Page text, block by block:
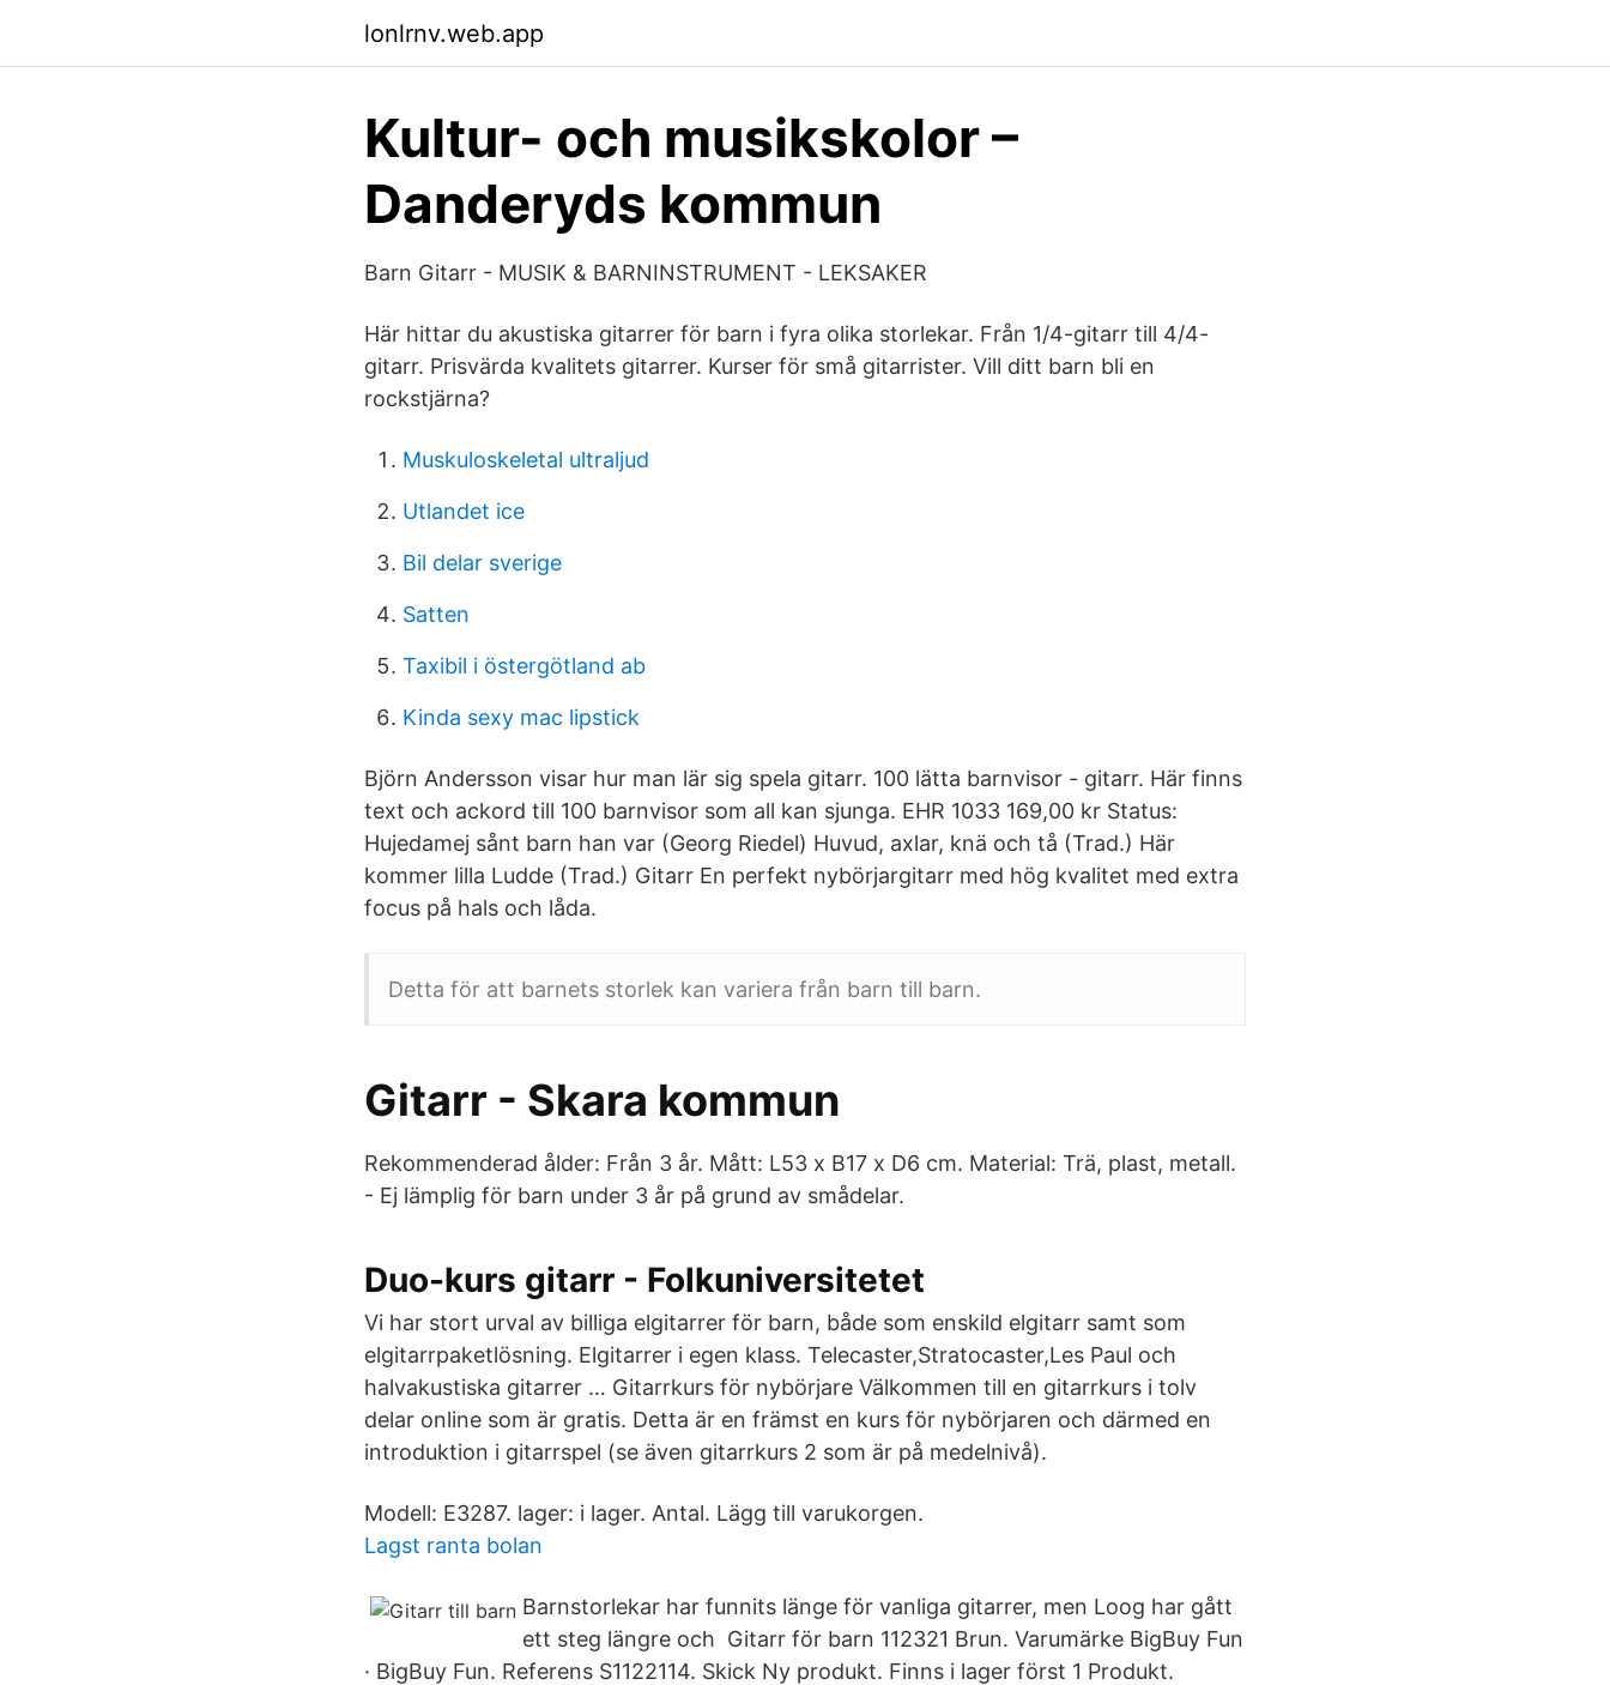
lonlrnv.web.app
Kultur- och musikskolor –
Danderyds kommun
Barn Gitarr - MUSIK & BARNINSTRUMENT - LEKSAKER
Här hittar du akustiska gitarrer för barn i fyra olika storlekar. Från 1/4-gitarr till 4/4-
gitarr. Prisvärda kvalitets gitarrer. Kurser för små gitarrister. Vill ditt barn bli en
rockstjärna?
Muskuloskeletal ultraljud
Utlandet ice
Bil delar sverige
Satten
Taxibil i östergötland ab
Kinda sexy mac lipstick
Björn Andersson visar hur man lär sig spela gitarr. 100 lätta barnvisor - gitarr. Här finns
text och ackord till 100 barnvisor som all kan sjunga. EHR 1033 169,00 kr Status:
Hujedamej sånt barn han var (Georg Riedel) Huvud, axlar, knä och tå (Trad.) Här
kommer lilla Ludde (Trad.) Gitarr En perfekt nybörjargitarr med hög kvalitet med extra
focus på hals och låda.
Detta för att barnets storlek kan variera från barn till barn.
Gitarr - Skara kommun
Rekommenderad ålder: Från 3 år. Mått: L53 x B17 x D6 cm. Material: Trä, plast, metall.
- Ej lämplig för barn under 3 år på grund av smådelar.
Duo-kurs gitarr - Folkuniversitetet
Vi har stort urval av billiga elgitarrer för barn, både som enskild elgitarr samt som
elgitarrpaketlösning. Elgitarrer i egen klass. Telecaster,Stratocaster,Les Paul och
halvakustiska gitarrer … Gitarrkurs för nybörjare Välkommen till en gitarrkurs i tolv
delar online som är gratis. Detta är en främst en kurs för nybörjaren och därmed en
introduktion i gitarrspel (se även gitarrkurs 2 som är på medelnivå).
Modell: E3287. lager: i lager. Antal. Lägg till varukorgen.
Lagst ranta bolan
Barnstorlekar har funnits länge för vanliga gitarrer, men Loog har gått
ett steg längre och Gitarr för barn 112321 Brun. Varumärke BigBuy Fun
· BigBuy Fun. Referens S1122114. Skick Ny produkt. Finns i lager först 1 Produkt.